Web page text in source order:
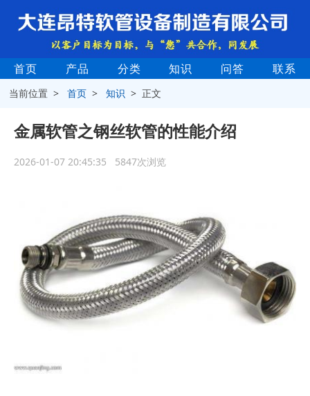
首页 产品 分类 知识 问答 联系
当前位置 >首页 >知识 > 正文
金属软管之钢丝软管的性能介绍
2026-01-07 20:45:35 5847次浏览